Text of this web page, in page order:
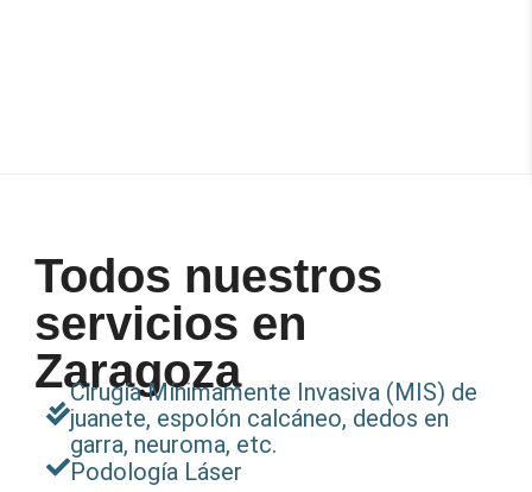
Todos nuestros
servicios en
Zaragoza
Cirugía Mínimamente Invasiva (MIS) de
juanete, espolón calcáneo, dedos en
garra, neuroma, etc.
Podología Láser